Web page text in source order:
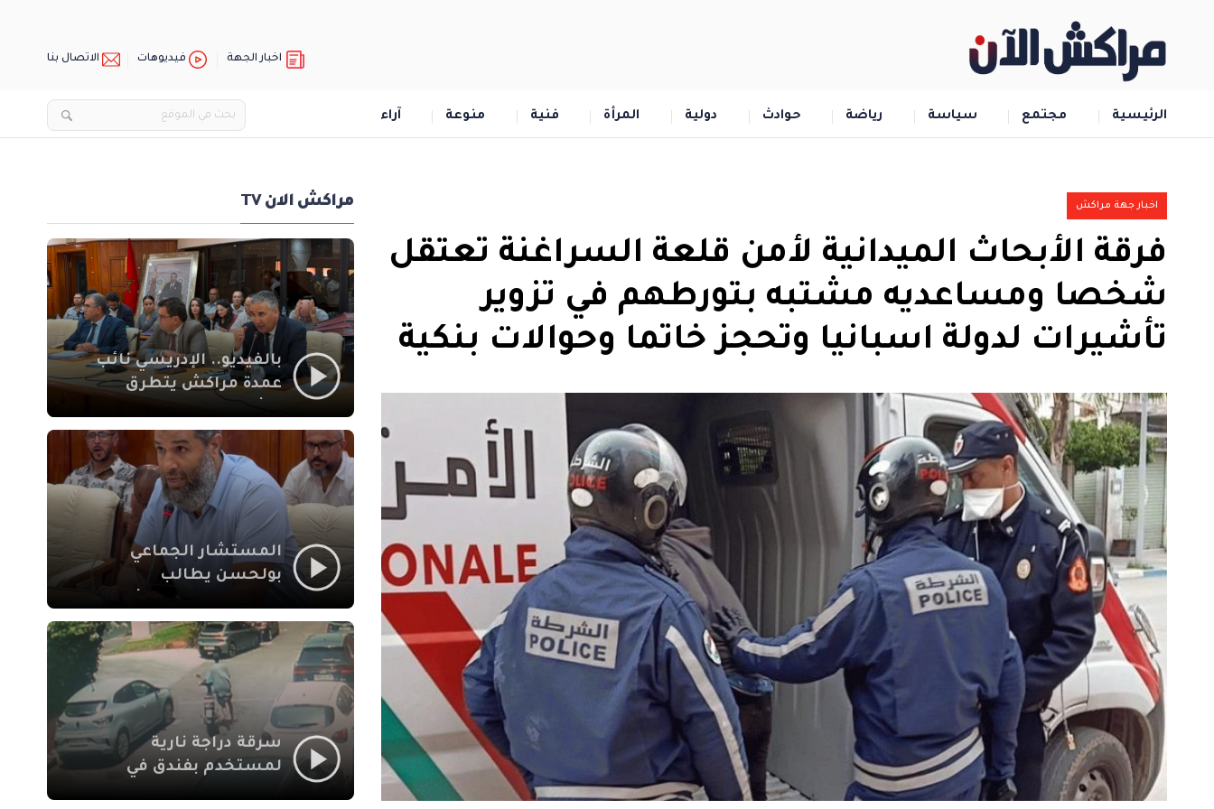
اخبار الجهة فيديوهات الاتصال بنا
الرئيسية مجتمع سياسة رياضة حوادث دولية المرأة فنية منوعة آراء
اخبار جهة مراكش
فرقة الأبحاث الميدانية لأمن قلعة السراغنة تعتقل
شخصا ومساعديه مشتبه بتورطهم في تزوير
تأشيرات لدولة اسبانيا وتحجز خاتما وحوالات بنكية
مراكش الان TV
بالفيديو.. الإدريسي نائب
عمدة مراكش يتطرق
الاجتماعي في نقل
المحطة الطرقية إلى
العزوزية
المستشار الجماعي
بولحسن يطالب
أشغال شارع علال
الفاسي بمراكش
سرقة دراجة نارية
لمستخدم بفندق في